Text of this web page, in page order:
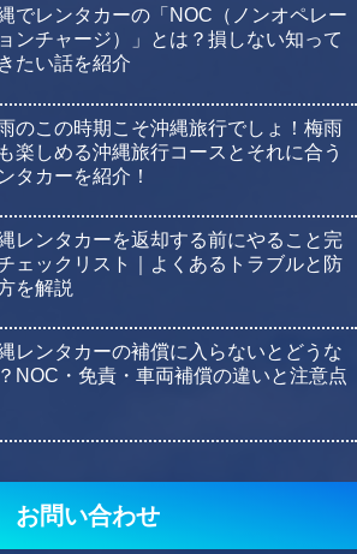
でレンタカーの「NOC（ノンオペレー
ンチャージ）」とは？損しない知って
たい話を紹介
のこの時期こそ沖縄旅行でしょ！梅雨
楽しめる沖縄旅行コースとそれに合う
タカーを紹介！
レンタカーを返却する前にやること完
ェックリスト｜よくあるトラブルと防
を解説
レンタカーの補償に入らないとどうな
NOC・免責・車両補償の違いと注意点
お問い合わせ